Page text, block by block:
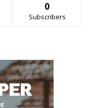
0
Subscribers